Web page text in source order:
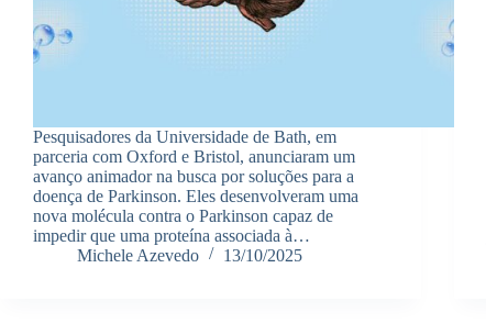
Pesquisadores da Universidade de Bath, em
parceria com Oxford e Bristol, anunciaram um
avanço animador na busca por soluções para a
doença de Parkinson. Eles desenvolveram uma
nova molécula contra o Parkinson capaz de
impedir que uma proteína associada à…
Michele Azevedo
13/10/2025